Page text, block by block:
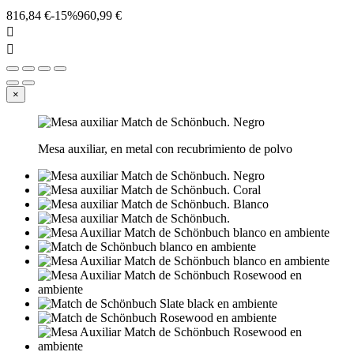
816,84 €-15%960,99 €


×
Mesa auxiliar, en metal con recubrimiento de polvo